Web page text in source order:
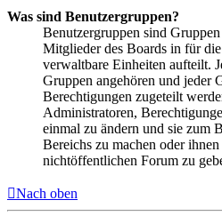
Was sind Benutzergruppen?
Benutzergruppen sind
Mitglieder des Boards in für
verwaltbare Einheiten aufteilt.
Gruppen angehören und jeder
Berechtigungen zugeteilt
Administratoren,
einmal zu ändern und sie zum
Bereichs zu machen oder
nichtöffentlichen Forum zu
Nach oben